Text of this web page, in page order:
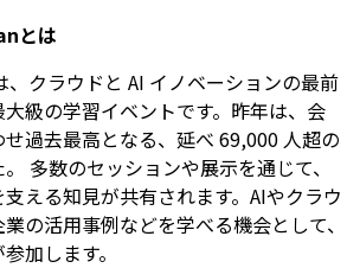
とは
クラウドと AI イノベーションの最前
級の学習イベントです。昨年は、会
過去最高となる、延べ 69,000 人超の
多数のセッションや展示を通じて、
える知見が共有されます。AIやクラウ
の活用事例などを学べる機会として、
加します。